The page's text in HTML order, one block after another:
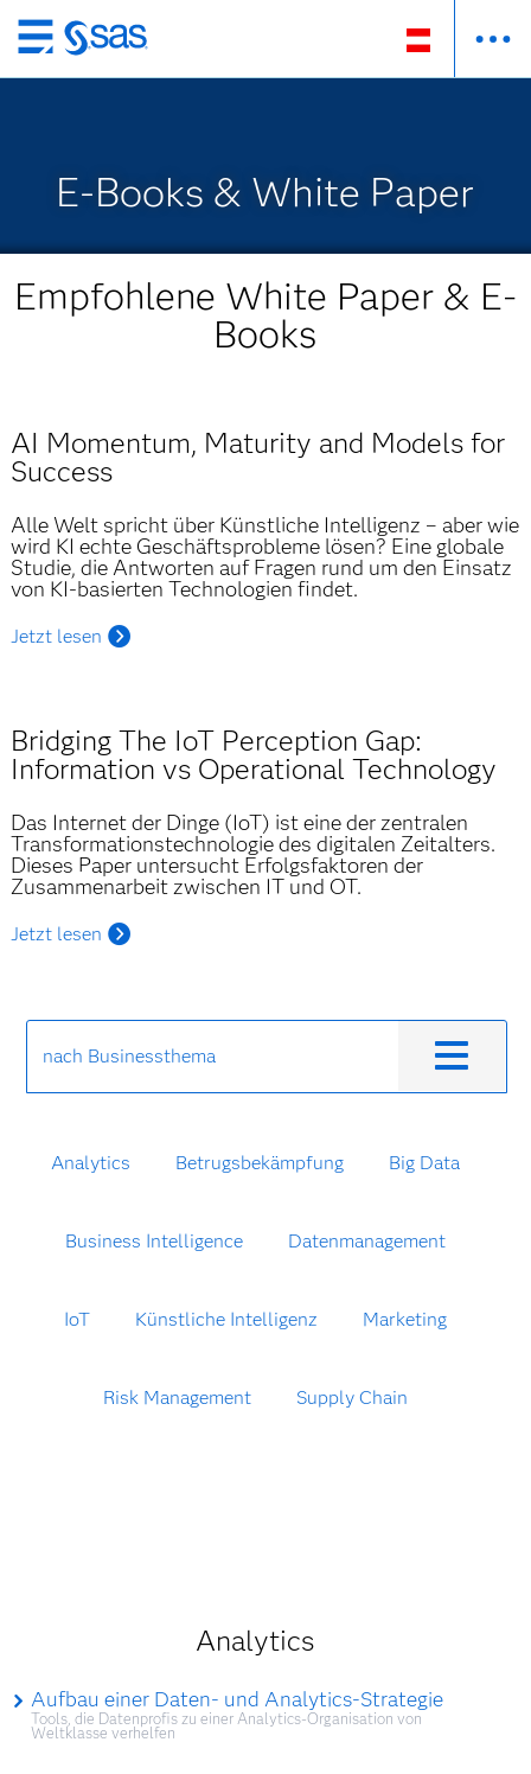
Zurück
zum
E-Books & White Paper
Empfohlene White Paper & E-
Books
AI Momentum, Maturity and Models for
Success
Alle Welt spricht über Künstliche Intelligenz – aber wie
wird KI echte Geschäftsprobleme lösen? Eine globale
Studie, die Antworten auf Fragen rund um den Einsatz
von KI-basierten Technologien findet.
Jetzt lesen
Bridging The IoT Perception Gap:
Information vs Operational Technology
Das Internet der Dinge (IoT) ist eine der zentralen
Transformationstechnologie des digitalen Zeitalters.
Dieses Paper untersucht Erfolgsfaktoren der
Zusammenarbeit zwischen IT und OT.
Jetzt lesen
nach Businessthema
Analytics Betrugsbekämpfung Big Data
Business Intelligence Datenmanagement
IoT Künstliche Intelligenz Marketing
Risk Management Supply Chain
Analytics
Aufbau einer Daten- und Analytics-Strategie
Tools, die Datenprofis zu einer Analytics-Organisation von
Weltklasse verhelfen